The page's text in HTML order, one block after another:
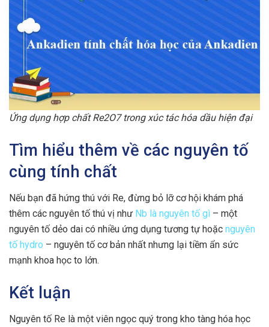
Ứng dụng hợp chất Re2O7 trong xúc tác hóa dầu hiện đại
Tìm hiểu thêm về các nguyên tố
cùng tính chất
Nếu bạn đã hứng thú với Re, đừng bỏ lỡ cơ hội khám phá
thêm các nguyên tố thú vị như Nb là nguyên tố gì – một
nguyên tố dẻo dai có nhiều ứng dụng tương tự hoặc nguyên
tố hydro – nguyên tố cơ bản nhất nhưng lại tiềm ẩn sức
mạnh khoa học to lớn.
Kết luận
Nguyên tố Re là một viên ngọc quý trong kho tàng hóa học